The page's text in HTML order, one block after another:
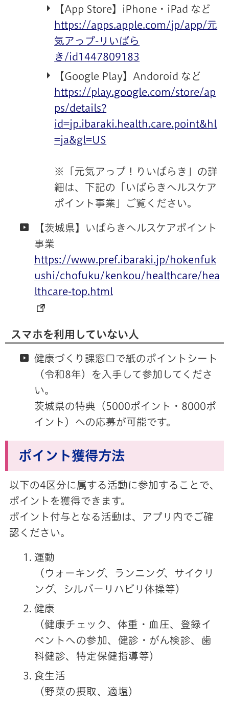
【App Store】iPhone・iPad など
https://apps.apple.com/jp/app/元
気アっプ-リいばら
き/id1447809183
【Google Play】Andoroid など
https://play.google.com/store/ap
ps/details?
id=jp.ibaraki.health.care.point&hl
=ja&gl=US
※「元気アっプ！りいばらき」の詳
細は、下記の「いばらきヘルスケア
ポイント事業」ご覧ください。
【茨城県】いばらきヘルスケアポイント
事業
https://www.pref.ibaraki.jp/hokenfuk
ushi/chofuku/kenkou/healthcare/hea
lthcare-top.html
スマホを利用していない人
健康づくり課窓口で紙のポイントシート
（令和8年）を入手して参加してくださ
い。
茨城県の特典（5000ポイント・8000ポ
イント）への応募が可能です。
ポイント獲得方法
以下の4区分に属する活動に参加することで、
ポイントを獲得できます。
ポイント付与となる活動は、アプリ内でご確
認ください。
運動
（ウォーキング、ランニング、サイクリ
ング、シルバーリハビリ体操等）
健康
（健康チェック、体重・血圧、登録イ
ベントへの参加、健診・がん検診、歯
科健診、特定保健指導等）
食生活
（野菜の摂取、適塩）